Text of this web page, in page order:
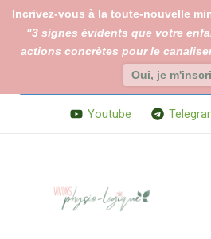
Aller
contenu
Youtube
En continuant à utiliser le site, vous
cookies. Changer vos
Incrivez-vous à la toute-nouvelle
"3 signes évidents que votre
actions concrètes pour le
Oui, je